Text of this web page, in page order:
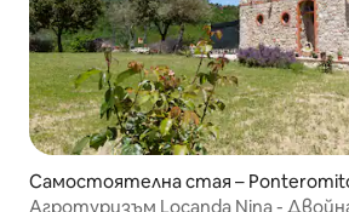
Самостоятелна стая –
Агротуризъм Locanda Nina -